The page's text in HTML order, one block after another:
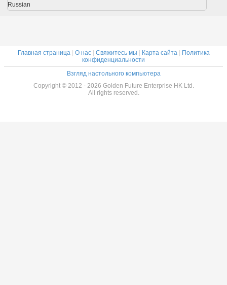
Russian
Главная страница| О нас| Свяжитесь мы | Карта сайта| Политика
конфиденциальности
Взгляд настольного компьютера
Copyright © 2012 - 2026 Golden Future Enterprise HK Ltd.
All rights reserved.